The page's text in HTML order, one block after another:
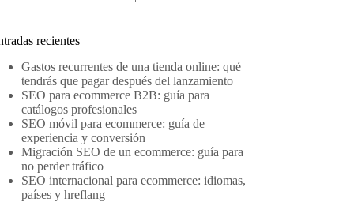
recientes
Gastos recurrentes de una tienda online: qué
tendrás que pagar después del lanzamiento
SEO para ecommerce B2B: guía para
catálogos profesionales
SEO móvil para ecommerce: guía de
experiencia y conversión
Migración SEO de un ecommerce: guía para
no perder tráfico
SEO internacional para ecommerce: idiomas,
países y hreflang